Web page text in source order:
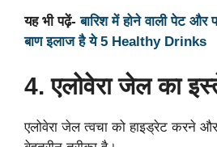
यह भी पढ़ें-बारिश में होने वाली पेट और
बाण इलाज है ये 5 Healthy Drinks
4. एलोवेरा जेल का
एलोवेरा जेल त्वचा को हाइड्रेट करने